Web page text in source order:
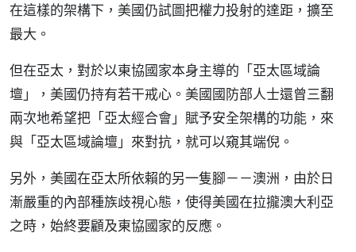
在這樣的架構下，美國仍試圖把權力投射的達距，擴至
最大。
但在亞太，對於以東協國家本身主導的「亞太區域論
壇」，美國仍持有若干戒心。美國國防部人士還曾三翻
兩次地希望把「亞太經合會」賦予安全架構的功能，來
與「亞太區域論壇」來對抗，就可以窺其端倪。
另外，美國在亞太所依賴的另一隻腳－－澳洲，由於日
漸嚴重的內部種族歧視心態，使得美國在拉攏澳大利亞
之時，始終要顧及東協國家的反應。